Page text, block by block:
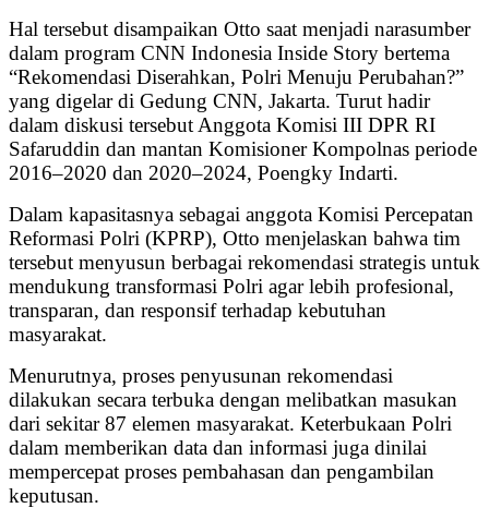
Hal tersebut disampaikan Otto saat menjadi narasumber
dalam program CNN Indonesia Inside Story bertema
“Rekomendasi Diserahkan, Polri Menuju Perubahan?”
yang digelar di Gedung CNN, Jakarta. Turut hadir
dalam diskusi tersebut Anggota Komisi III DPR RI
Safaruddin dan mantan Komisioner Kompolnas periode
2016–2020 dan 2020–2024, Poengky Indarti.
Dalam kapasitasnya sebagai anggota Komisi Percepatan
Reformasi Polri (KPRP), Otto menjelaskan bahwa tim
tersebut menyusun berbagai rekomendasi strategis untuk
mendukung transformasi Polri agar lebih profesional,
transparan, dan responsif terhadap kebutuhan
masyarakat.
Menurutnya, proses penyusunan rekomendasi
dilakukan secara terbuka dengan melibatkan masukan
dari sekitar 87 elemen masyarakat. Keterbukaan Polri
dalam memberikan data dan informasi juga dinilai
mempercepat proses pembahasan dan pengambilan
keputusan.